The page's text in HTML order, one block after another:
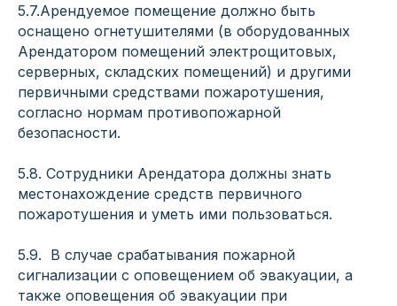
5.7.Арендуемое помещение должно быть
оснащено огнетушителями (в оборудованных
Арендатором помещений электрощитовых,
серверных, складских помещений) и другими
первичными средствами пожаротушения,
согласно нормам противопожарной
безопасности.
5.8. Сотрудники Арендатора должны знать
местонахождение средств первичного
пожаротушения и уметь ими пользоваться.
5.9. В случае срабатывания пожарной
сигнализации с оповещением об эвакуации, а
также оповещения об эвакуации при